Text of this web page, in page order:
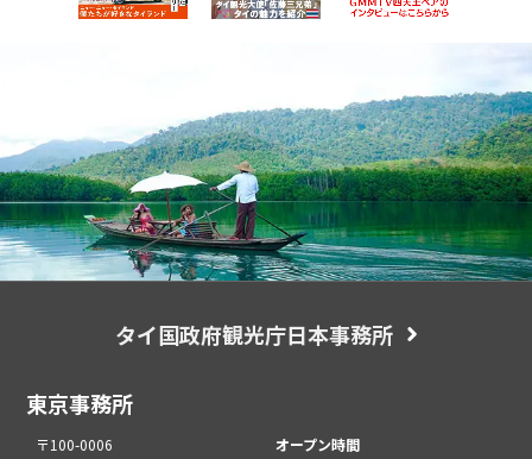
タイ国政府観光庁日本事務所
東京事務所
〒100-0006
オープン時間